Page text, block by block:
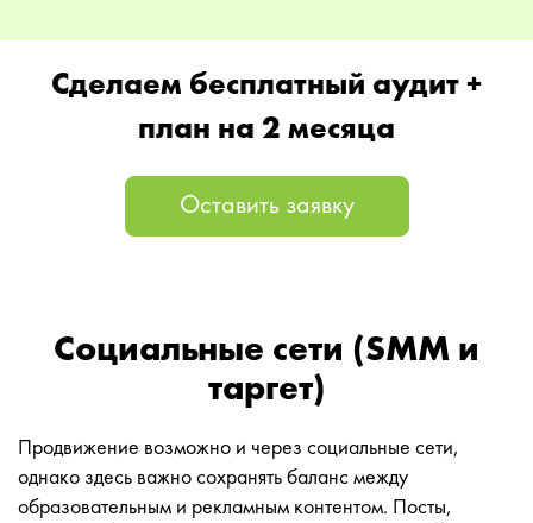
Сделаем бесплатный аудит +
план на 2 месяца
Оставить заявку
Социальные сети (SMM и
таргет)
Продвижение возможно и через социальные сети,
однако здесь важно сохранять баланс между
образовательным и рекламным контентом. Посты,